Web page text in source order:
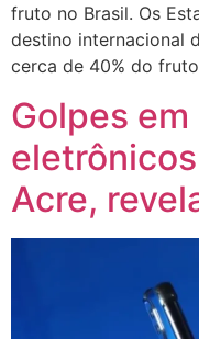
fruto no Brasil. Os
destino internacional
cerca de 40% do
Golpes
Acre,